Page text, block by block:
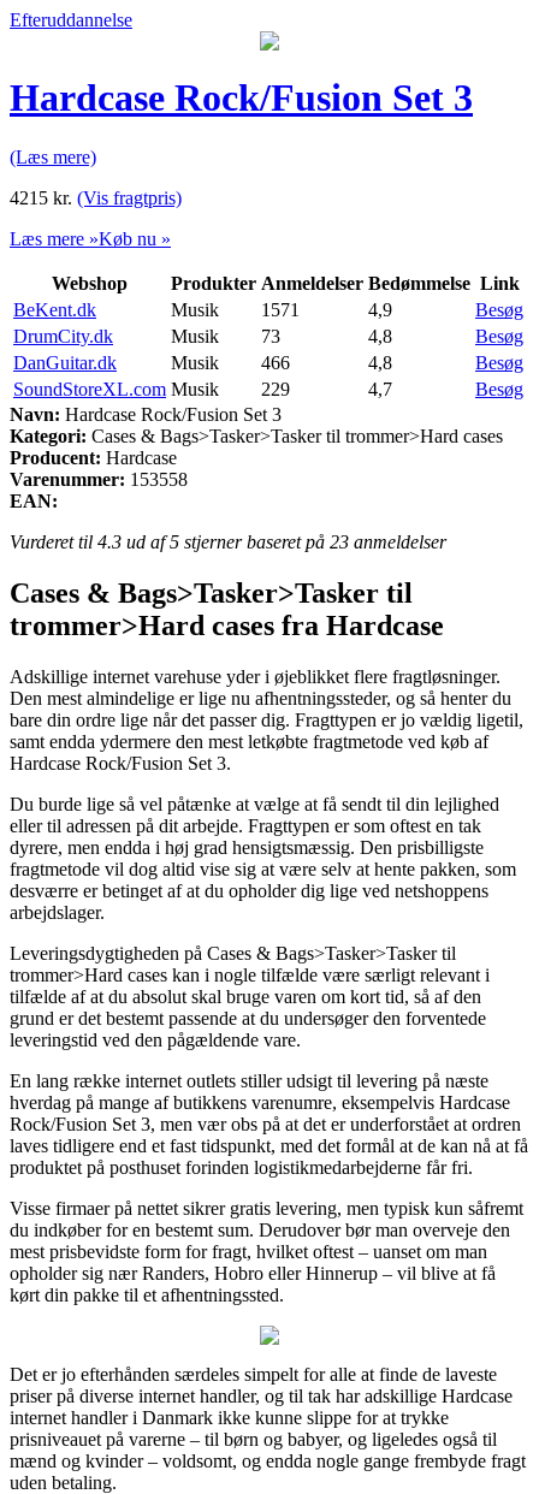
Efteruddannelse
Hardcase Rock/Fusion Set 3
(Læs mere)
4215 kr. (Vis fragtpris)
Læs mere »Køb nu »
Webshop Produkter Anmeldelser Bedømmelse Link
BeKent.dk
Musik 1571 4,9
Besøg
DrumCity.dk
Musik 73 4,8
Besøg
DanGuitar.dk
Musik 466 4,8
Besøg
SoundStoreXL.com Musik 229 4,7
Besøg
Navn: Hardcase Rock/Fusion Set 3
Kategori: Cases & Bags>Tasker>Tasker til trommer>Hard cases
Producent: Hardcase
Varenummer: 153558
EAN:
Vurderet til 4.3 ud af 5 stjerner baseret på 23 anmeldelser
Cases & Bags>Tasker>Tasker til
trommer>Hard cases fra Hardcase
Adskillige internet varehuse yder i øjeblikket flere fragtløsninger.
Den mest almindelige er lige nu afhentningssteder, og så henter du
bare din ordre lige når det passer dig. Fragttypen er jo vældig ligetil,
samt endda ydermere den mest letkøbte fragtmetode ved køb af
Hardcase Rock/Fusion Set 3.
Du burde lige så vel påtænke at vælge at få sendt til din lejlighed
eller til adressen på dit arbejde. Fragttypen er som oftest en tak
dyrere, men endda i høj grad hensigtsmæssig. Den prisbilligste
fragtmetode vil dog altid vise sig at være selv at hente pakken, som
desværre er betinget af at du opholder dig lige ved netshoppens
arbejdslager.
Leveringsdygtigheden på Cases & Bags>Tasker>Tasker til
trommer>Hard cases kan i nogle tilfælde være særligt relevant i
tilfælde af at du absolut skal bruge varen om kort tid, så af den
grund er det bestemt passende at du undersøger den forventede
leveringstid ved den pågældende vare.
En lang række internet outlets stiller udsigt til levering på næste
hverdag på mange af butikkens varenumre, eksempelvis Hardcase
Rock/Fusion Set 3, men vær obs på at det er underforstået at ordren
laves tidligere end et fast tidspunkt, med det formål at de kan nå at få
produktet på posthuset forinden logistikmedarbejderne får fri.
Visse firmaer på nettet sikrer gratis levering, men typisk kun såfremt
du indkøber for en bestemt sum. Derudover bør man overveje den
mest prisbevidste form for fragt, hvilket oftest – uanset om man
opholder sig nær Randers, Hobro eller Hinnerup – vil blive at få
kørt din pakke til et afhentningssted.
Det er jo efterhånden særdeles simpelt for alle at finde de laveste
priser på diverse internet handler, og til tak har adskillige Hardcase
internet handler i Danmark ikke kunne slippe for at trykke
prisniveauet på varerne – til børn og babyer, og ligeledes også til
mænd og kvinder – voldsomt, og endda nogle gange frembyde fragt
uden betaling.